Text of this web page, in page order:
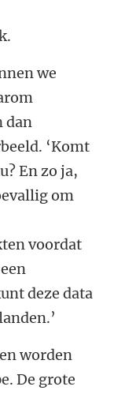
we
dan
‘Komt
En zo ja,
om
voordat
deze data
worden
De grote